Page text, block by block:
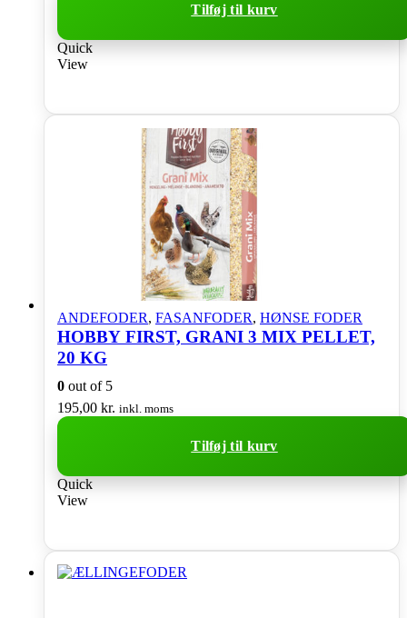
Tilføj til kurv
Quick
View
ANDEFODER, FASANFODER, HØNSE FODER
HOBBY FIRST, GRANI 3 MIX PELLET,
20 KG
0 out of 5
195,00 kr. inkl. moms
Tilføj til kurv
Quick
View